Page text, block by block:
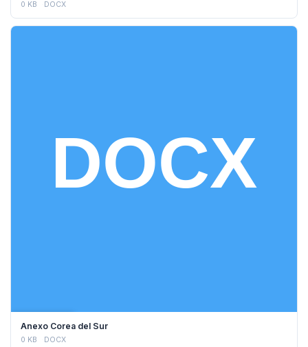
0 KB DOCX
Anexo Corea del Sur
0 KB DOCX